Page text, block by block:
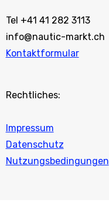
Tel +41 41 282 3113
info@nautic-markt.ch
Kontaktformular
Rechtliches:
Impressum
Datenschutz
Nutzungsbedingungen